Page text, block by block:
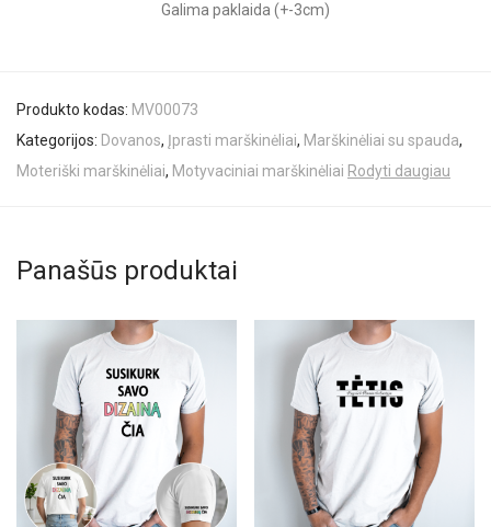
Galima paklaida (+-3cm)
Produkto kodas: MV00073
Kategorijos: Dovanos, Įprasti marškinėliai, Marškinėliai su spauda,
Moteriški marškinėliai, Motyvaciniai marškinėliai Rodyti daugiau
Panašūs produktai